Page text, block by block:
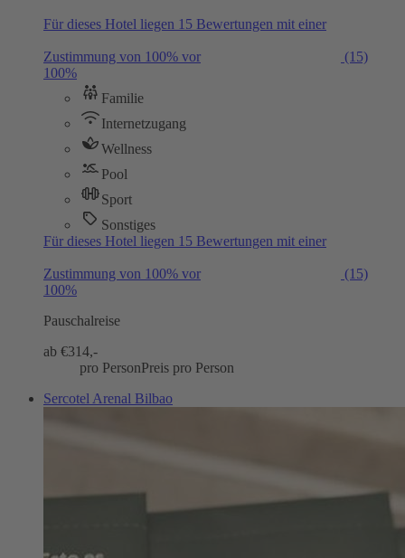
Für dieses Hotel liegen 15 Bewertungen mit einer
Zustimmung von 100% vor
(15)
100%
Familie
Internetzugang
Wellness
Pool
Sport
Sonstiges
Für dieses Hotel liegen 15 Bewertungen mit einer
Zustimmung von 100% vor
(15)
100%
Pauschalreise
ab €314,-
pro PersonPreis pro Person
Sercotel Arenal Bilbao